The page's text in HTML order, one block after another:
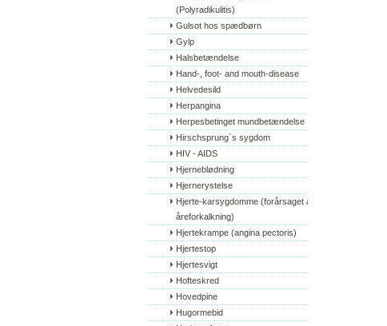
(Polyradikulitis)
Gulsot hos spædbørn
Gylp
Halsbetændelse
Hand-, foot- and mouth-disease
Helvedesild
Herpangina
Herpesbetinget mundbetændelse
Hirschsprung`s sygdom
HIV - AIDS
Hjerneblødning
Hjernerystelse
Hjerte-karsygdomme (forårsaget af
åreforkalkning)
Hjertekrampe (angina pectoris)
Hjertestop
Hjertesvigt
Hofteskred
Hovedpine
Hugormebid